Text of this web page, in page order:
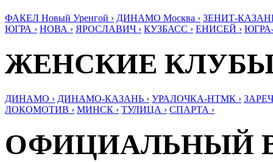
ФАКЕЛ Новый Уренгой › ДИНАМО Москва › ЗЕНИТ-
ЮГРА › НОВА › ЯРОСЛАВИЧ › КУЗБАСС › ЕНИСЕЙ ›
ЖЕНСКИЕ
ДИНАМО › ДИНАМО-КАЗАНЬ › УРАЛОЧКА-НТМК ›
ЛОКОМОТИВ › МИНСК › ТУЛИЦА › СПАРТА ›
ОФИЦИАЛЬНЫЙ